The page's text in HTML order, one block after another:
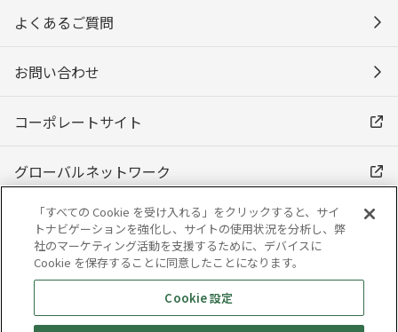
よくあるご質問
お問い合わせ
コーポレートサイト
グローバルネットワーク
「すべての Cookie を受け入れる」をクリックすると、サイ
トナビゲーションを強化し、サイトの使用状況を分析し、弊
社のマーケティング活動を支援するために、デバイスに
Cookie を保存することに同意したことになります。
Cookie 設定